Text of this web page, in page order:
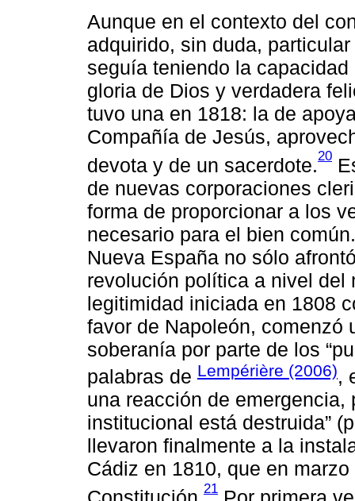
Aunque en el contexto del
adquirido, sin duda,
seguía teniendo la
gloria de Dios y verdadera
tuvo una en 1818: la de
Compañía de Jesús,
devota y de un sacerdote.20
de nuevas corporaciones
forma de proporcionar a los
necesario para el bien
Nueva España no sólo
revolución política a nivel del
legitimidad iniciada en 1808
favor de Napoleón, comenzó
soberanía por parte de los
palabras de Lempérière (2006),
una reacción de
institucional está destruida”
llevaron finalmente a la
Cádiz en 1810, que en
21